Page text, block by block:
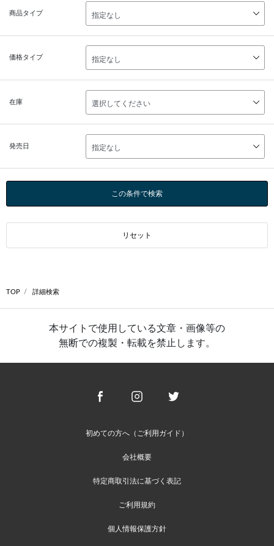
商品タイプ
価格タイプ
在庫
発売日
この条件で検索
リセット
TOP 詳細検索
本サイトで使用している文章・画像等の
無断での複製・転載を禁止します。
初めての方へ（ご利用ガイド）
会社概要
特定商取引法に基づく表記
ご利用規約
個人情報保護方針